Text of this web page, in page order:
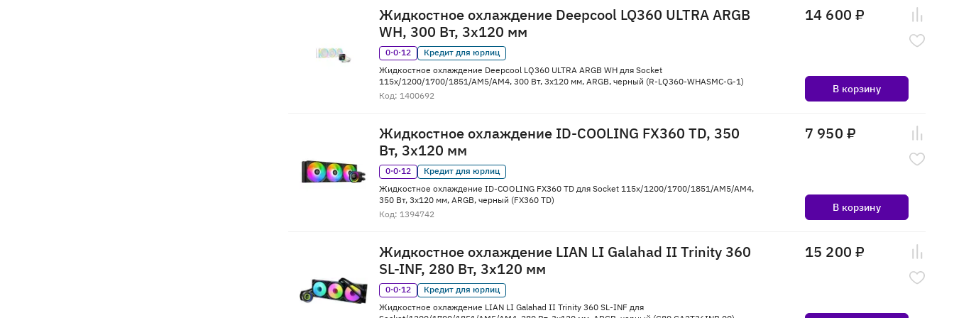
Жидкостное охлаждение Deepcool LQ360 ULTRA ARGB
WH, 300 Вт, 3x120 мм
0·0·12
Кредит для юрлиц
Жидкостное охлаждение Deepcool LQ360 ULTRA ARGB WH для Socket
115x/1200/1700/1851/AM5/AM4, 300 Вт, 3x120 мм, ARGB, черный (R-LQ360-WHASMC-G-1)
Код: 1400692
14 600 ₽
В корзину
Жидкостное охлаждение ID-COOLING FX360 TD, 350
Вт, 3x120 мм
0·0·12
Кредит для юрлиц
Жидкостное охлаждение ID-COOLING FX360 TD для Socket 115x/1200/1700/1851/AM5/AM4,
350 Вт, 3x120 мм, ARGB, черный (FX360 TD)
Код: 1394742
7 950 ₽
В корзину
Жидкостное охлаждение LIAN LI Galahad II Trinity 360
SL-INF, 280 Вт, 3x120 мм
0·0·12
Кредит для юрлиц
Жидкостное охлаждение LIAN LI Galahad II Trinity 360 SL-INF для
15 200 ₽